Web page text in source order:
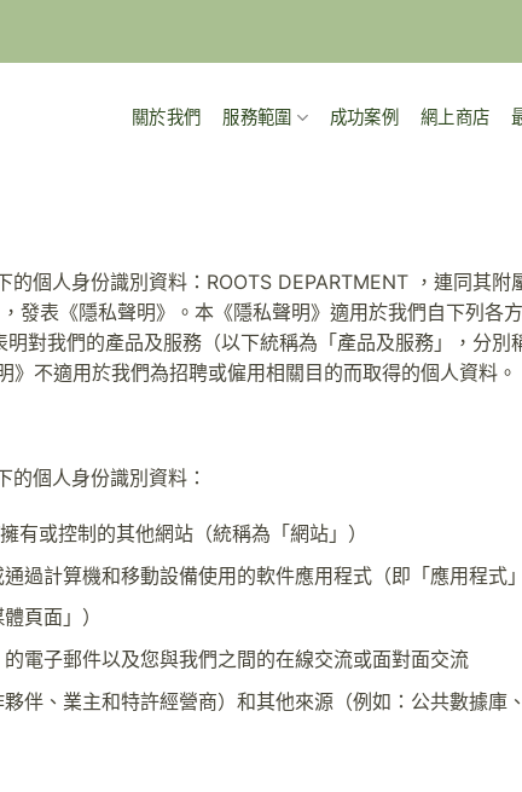
關於我們 服務範圍 成功案例 網上商店
的個人身份識別資料： ROOTS DEPARTMENT ，連同其
發表《隱私聲明》。本《隱私聲明》適用於我們自下列各
對我們的產品及服務（以下統稱為「產品及服務」，分
不適用於我們為招聘或僱用相關目的而取得的個人資料。
的個人身份識別資料：
有或控制的其他網站（統稱為「網站」）
過計算機和移動設備使用的軟件應用程式（即「應用程式」
頁面」）
電子郵件以及您與我們之間的在線交流或面對面交流
伴、業主和特許經營商）和其他來源（例如：公共數據庫